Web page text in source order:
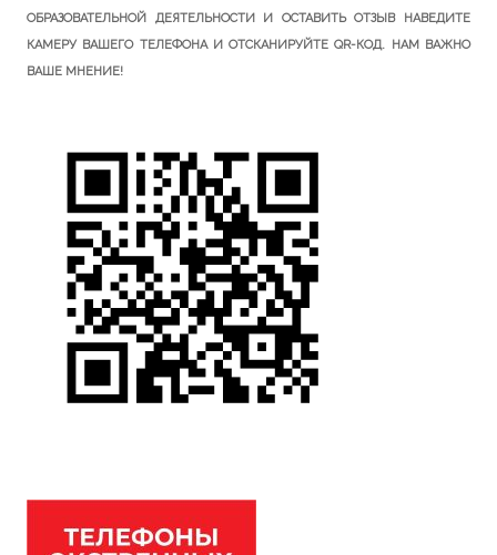
ОБРАЗОВАТЕЛЬНОЙ ДЕЯТЕЛЬНОСТИ И ОСТАВИТЬ ОТЗЫВ НАВЕДИТЕ
КАМЕРУ ВАШЕГО ТЕЛЕФОНА И ОТСКАНИРУЙТЕ QR-КОД. НАМ ВАЖНО
ВАШЕ МНЕНИЕ!